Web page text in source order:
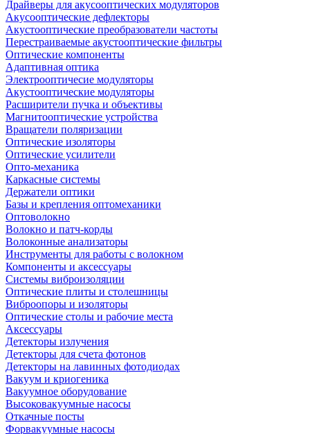
Драйверы для акусооптических модуляторов
Акусооптические дефлекторы
Акустооптические преобразователи частоты
Перестраиваемые акустооптические фильтры
Оптические компоненты
Адаптивная оптика
Электрооптичесие модуляторы
Акустооптические модуляторы
Расширители пучка и объективы
Магнитооптические устройства
Вращатели поляризации
Оптические изоляторы
Оптические усилители
Опто-механика
Каркасные системы
Держатели оптики
Базы и крепления оптомеханики
Оптоволокно
Волокно и патч-корды
Волоконные анализаторы
Инструменты для работы с волокном
Компоненты и аксессуары
Системы виброизоляции
Оптические плиты и столешницы
Виброопоры и изоляторы
Оптические столы и рабочие места
Аксессуары
Детекторы излучения
Детекторы для счета фотонов
Детекторы на лавинных фотодиодах
Вакуум и криогеника
Вакуумное оборудование
Высоковакуумные насосы
Откачные посты
Форвакуумные насосы